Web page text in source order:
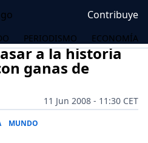
Contribuye
PERIODISMO ECONOMÍA
a la historia
ganas de
11 Jun 2008 - 11:30 CET
MUNDO